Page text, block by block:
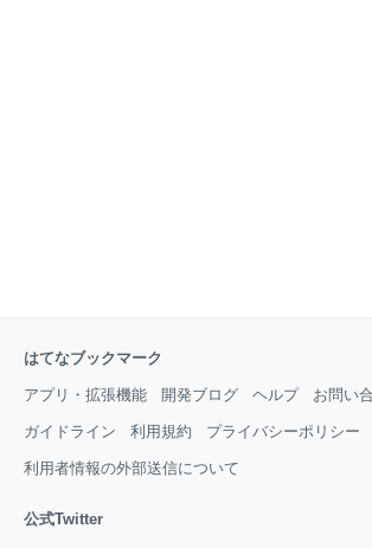
はてなブックマーク
アプリ・拡張機能 開発ブログ ヘルプ お問い
ガイドライン 利用規約 プライバシーポリシー
利用者情報の外部送信について
公式Twitter